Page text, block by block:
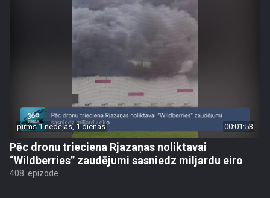
pirms 1 nedēļas, 1 dienas 00:01:53
Pēc dronu trieciena Rjazaņas noliktavai
“Wildberries” zaudējumi sasniedz miljardu eiro
408. epizode